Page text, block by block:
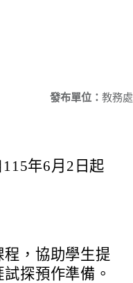
發布單位： 教務處
年6月2日起
，協助學生提
探預作準備。